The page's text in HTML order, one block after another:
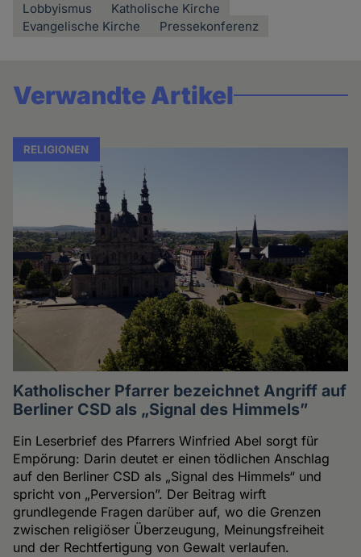
Lobbyismus
Katholische Kirche
Evangelische Kirche
Pressekonferenz
Verwandte Artikel
RELIGIONEN
Katholischer Pfarrer bezeichnet Angriff auf
Berliner CSD als „Signal des Himmels”
Ein Leserbrief des Pfarrers Winfried Abel sorgt für
Empörung: Darin deutet er einen tödlichen Anschlag
auf den Berliner CSD als „Signal des Himmels“ und
spricht von „Perversion”. Der Beitrag wirft
grundlegende Fragen darüber auf, wo die Grenzen
zwischen religiöser Überzeugung, Meinungsfreiheit
und der Rechtfertigung von Gewalt verlaufen.